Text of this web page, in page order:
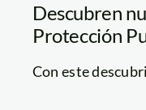
Descubren
Protección
Con este